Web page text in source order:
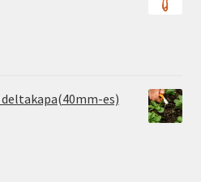
deltakapa(40mm-es)